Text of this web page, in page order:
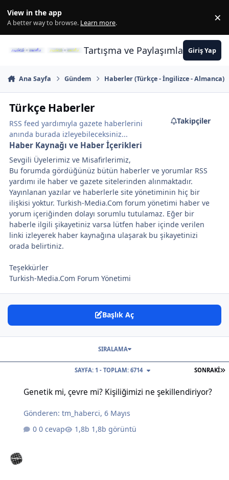
View in the app
A better way to browse. Learn more. ×
Tartışma ve PaylaşımlarınGiriş Yap
Ana Sayfa Gündem Haberler (Türkçe - İngilizce - Almanca)
Türkçe Haberler
RSS feed yardımıyla gazete haberlerini
anında burada izleyebileceksiniz...
Takipçiler
Haber Kaynağı ve Haber İçerikleri
Sevgili Üyelerimiz ve Misafirlerimiz,
Bu forumda gördüğünüz bütün haberler ve yorumlar RSS
yardımı ile haber ve gazete sitelerinden alınmaktadır.
Yayınlanan yazılar ve haberlerle site yönetiminin hiç bir
ilişkisi yoktur. Turkish-Media.Com forum yönetimi haber ve
yorum içeriğinden dolayı sorumlu tutulamaz. Eğer bir
haberle ilgili şikayetiniz varsa lütfen haber içinde verilen
linki izleyerek haber kaynağına ulaşarak bu şikayetinizi
orada belirtiniz.
Teşekkürler
Turkish-Media.Com Forum Yönetimi
Başlık Aç
SONRAKI
SAYFA: 1 - TOPLAM: 6714
SIRALAMA
Genetik mi, çevre mi? Kişiliğimizi ne şekillendiriyor?
Gönderen:tm_haberci,6 Mayıs
0 cevap
1,8b görüntü